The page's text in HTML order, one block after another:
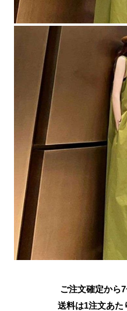
ご注文確定から
送料は1注文あた